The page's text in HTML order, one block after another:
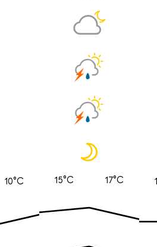
10°C 15°C 17°C